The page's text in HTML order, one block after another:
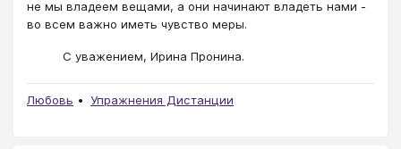
не мы владеем вещами, а они начинают владеть нами -
во всем важно иметь чувство меры.
С уважением, Ирина Пронина.
Любовь Упражнения Дистанции